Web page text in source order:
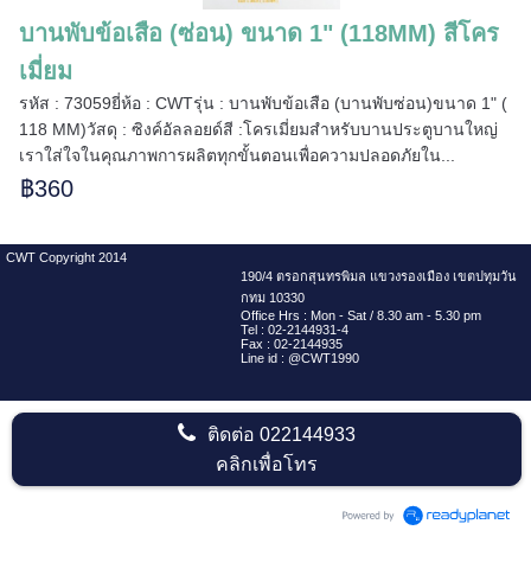
บานพับข้อเสือ (ซ่อน) ขนาด 1" (118MM) สีโคร
เมี่ยม
รหัส : 73059ยี่ห้อ : CWTรุ่น : บานพับข้อเสือ (บานพับซ่อน)ขนาด 1" (
118 MM)วัสดุ : ซิงค์อัลลอยด์สี :โครเมี่ยมสำหรับบานประตูบานใหญ่
เราใส่ใจในคุณภาพการผลิตทุกขั้นตอนเพื่อความปลอดภัยใน...
฿360
CWT Copyright 2014
190/4 ตรอกสุนทรพิมล แขวงรองเมือง เขตปทุมวัน
กทม 10330
Office Hrs : Mon - Sat / 8.30 am - 5.30 pm
Tel : 02-2144931-4
Fax : 02-2144935
Line id : @CWT1990
ติดต่อ 022144933
คลิกเพื่อโทร